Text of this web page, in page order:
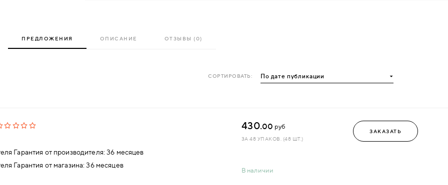
ПРЕДЛОЖЕНИЯ ОПИСАНИЕ ОТЗЫВЫ (0)
СОРТИРОВАТЬ:
Гарантия от производителя: 36 месяцев
Гарантия от магазина: 36 месяцев
В наличии
430.00 руб
ЗА 48 УПАКОВ. (48 ШТ.)
ЗАКАЗАТЬ